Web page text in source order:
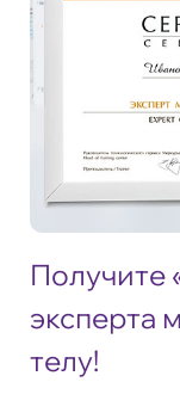
Получите
эксперта
телу!